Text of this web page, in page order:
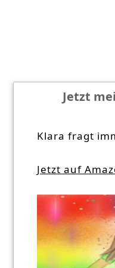
Jetzt
Klara fragt
Jetzt auf